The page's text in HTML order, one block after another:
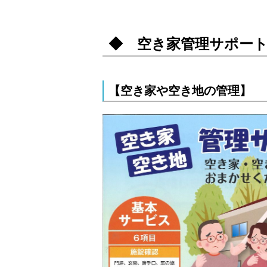
◆ 空き家管理サポー
【空き家や空き地の管理】